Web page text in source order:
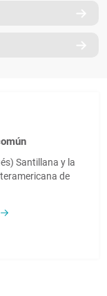
PT
Santillana y la
de